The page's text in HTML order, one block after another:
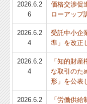
2026.6.2
6
価格交渉促
ローアップ
2026.6.2
4
受託中小企
準」を改正
2026.6.2
4
「知的財
な取引のた
形」を公表
2026.6.2
「労働供